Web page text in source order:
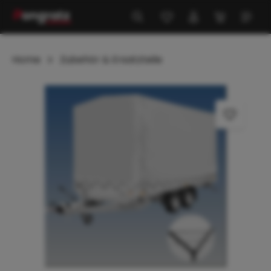
springen
Home Zubehör & Ersatzteile
Bildergalerie überspringen